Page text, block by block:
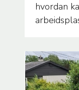
hvordan